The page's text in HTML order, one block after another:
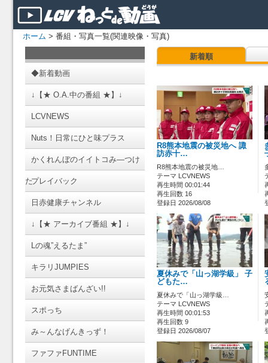
ホーム > 番組・写真一覧(関連映像・写真)
◆新着動画
↓【★ O.A.中の番組 ★】↓
LCVNEWS
Nuts！日常にひと味プラス
かくれんぼのイイトコみ―つけ
たプレイバック
日赤健康チャンネル
↓【★ アーカイブ番組 ★】↓
Lの魂”えるたま”
キラリJUMPIES
お元気さまばんざい!!
スポっち
み～んなげんきっず！
ファファFUNTIME
新着順
R8熊本地震の被災地へ 諏
訪赤十…
R8熊本地震の被災地…
テーマ LCVNEWS
再生時間 00:01:44
再生回数 16
登録日 2026/08/08
夏休みで「山っ湖学級」 子
どもた…
夏休みで「山っ湖学級…
テーマ LCVNEWS
再生時間 00:01:53
再生回数 9
登録日 2026/08/07